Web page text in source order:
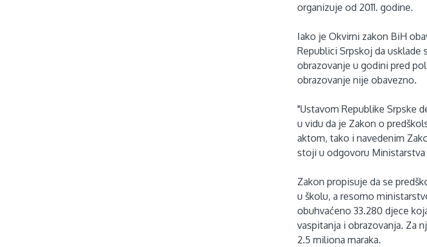
organizuje od 2011. godine.
Iako je Okvirni zakon BiH
Republici Srpskoj da
obrazovanje u godini pred
obrazovanje nije obavezno.
"Ustavom Republike Srpske
u vidu da je Zakon o
aktom, tako i navedenim
stoji u odgovoru
Zakon propisuje da se
u školu, a resorno
obuhvaćeno 33.280 djece
vaspitanja i obrazovanja. Za
2.5 miliona maraka.